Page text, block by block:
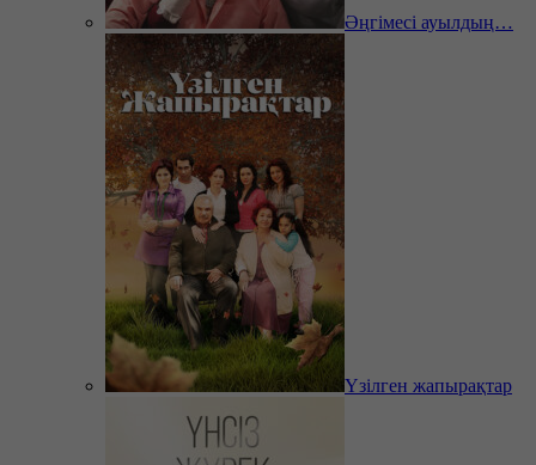
Әңгімесі ауылдың…
Үзілген жапырақтар